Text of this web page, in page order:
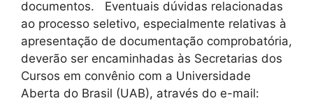
documentos. Eventuais dúvidas relacionadas
ao processo seletivo, especialmente relativas à
apresentação de documentação comprobatória,
deverão ser encaminhadas às Secretarias dos
Cursos em convênio com a Universidade
Aberta do Brasil (UAB), através do e-mail: